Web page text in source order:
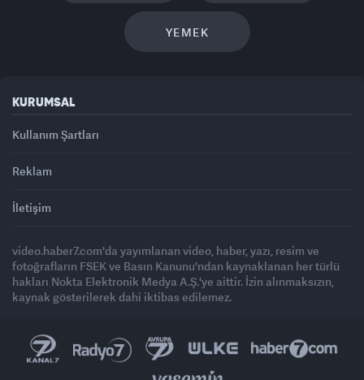
YEMEK
KURUMSAL
Kullanım Şartları
Reklam
İletişim
video.haber7.com'da yayımlanan video, haber, yazı, resim ve
fotoğrafların FSEK ve Basın Kanunu'ndan kaynaklanan her türlü
hakları Nokta Elektronik Medya A.Ş.'ye aittir. İzin alınmaksızın,
kaynak gösterilerek dahi iktibas edilemez.